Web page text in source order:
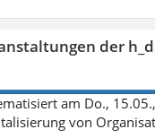
der
am Do.,
von